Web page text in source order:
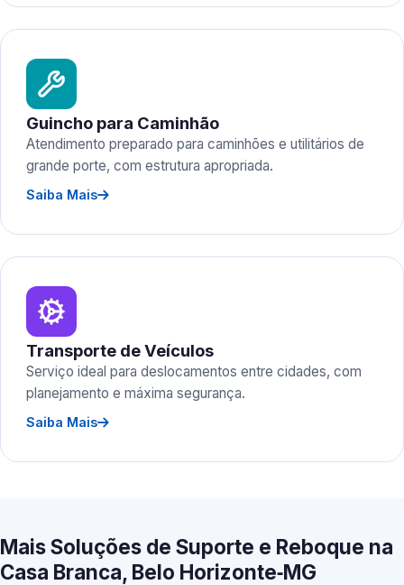
Guincho para Caminhão
Atendimento preparado para caminhões e utilitários de
grande porte, com estrutura apropriada.
Saiba Mais
Transporte de Veículos
Serviço ideal para deslocamentos entre cidades, com
planejamento e máxima segurança.
Saiba Mais
Mais Soluções de Suporte e Reboque na
Casa Branca, Belo Horizonte‑MG